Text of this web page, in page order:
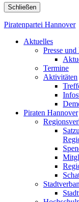
Schließen
Piratenpartei Hannover
Aktuelles
Presse
Termine
Aktivitäten
Piraten Hannover